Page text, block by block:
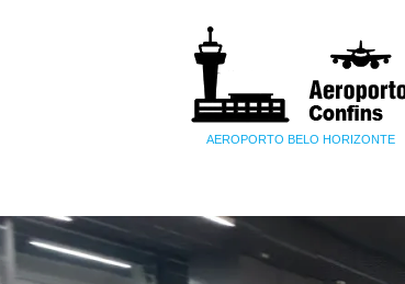
AEROPORTO BELO HORIZONTE